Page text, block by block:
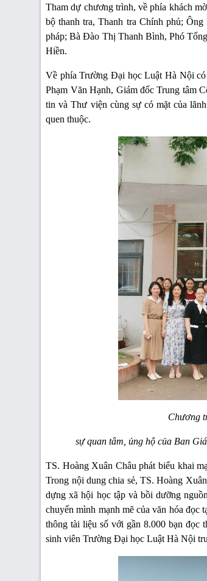
Tham dự chương trình, về phía khách
bộ thanh tra, Thanh tra Chính phủ;
pháp; Bà Đào Thị Thanh Bình, Phó
Hiền.
Về phía Trường Đại học Luật Hà Nội
Phạm Văn Hạnh, Giám đốc Trung tâm
tin và Thư viện cùng sự có mặt của
quen thuộc.
Chương
sự quan tâm, ủng hộ của Ban
TS. Hoàng Xuân Châu phát biểu khai
Trong nội dung chia sẻ, TS. Hoàng
dựng xã hội học tập và bồi dưỡng
chuyển mình mạnh mẽ của văn hóa
thông tài liệu số với gần 8.000 bạn đọc
sinh viên Trường Đại học Luật Hà Nội